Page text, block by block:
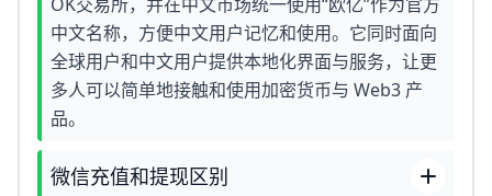
中文名称，方便中文用户记忆和使用。它同时面向
全球用户和中文用户提供本地化界面与服务，让更
多人可以简单地接触和使用加密货币与 Web3 产
品。
微信充值和提现区别